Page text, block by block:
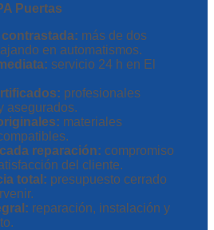
Puertas
más de dos
en automatismos.
servicio 24 h en El
profesionales
asegurados.
materiales
reparación: compromiso
del cliente.
total: presupuesto cerrado
reparación, instalación y